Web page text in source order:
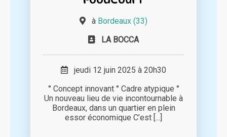
à Bordeaux (33)
LA BOCCA
jeudi 12 juin 2025 à 20h30
° Concept innovant ° Cadre atypique °
Un nouveau lieu de vie incontournable à
Bordeaux, dans un quartier en plein
essor économique C’est [...]